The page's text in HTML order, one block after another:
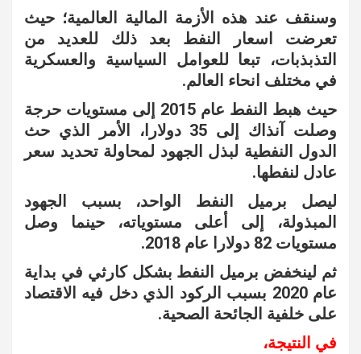
وسنقف عند هذه الأزمة المالية العالمية؛ حيث
تعرضت اسعار النفط بعد ذلك للعديد من
التذبذبات، تبعا للعوامل السياسية والعسكرية
في مختلف انحاء العالم.
حيث هبط النفط عام 2015 إلى مستويات حرجة
وصلت آنذاك إلى 35 دولارا، الأمر الذي حث
الدول النفطية لبذل الجهود لمحاولة تحديد سعر
عادل لنفطها.
ليصل برميل النفط الواحد، بسبب الجهود
المبذولة، إلى أعلى مستوياته، حينما وصل
مستويات 82 دولارا عام 2018.
ثم لينخفض برميل النفط بشكل كارثي في بداية
عام 2020 بسبب الركود الذي دخل فيه الاقتصاد
على خلفية الجائحة الصحية.
في النتيجة،